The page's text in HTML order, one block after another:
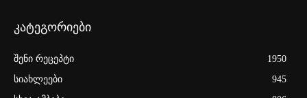
კატეგორიები
შენი რეცეპტი
1950
სიახლეები
945